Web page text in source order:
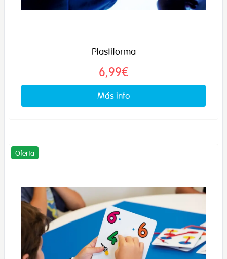
Plastiforma
6,99€
Más info
Oferta